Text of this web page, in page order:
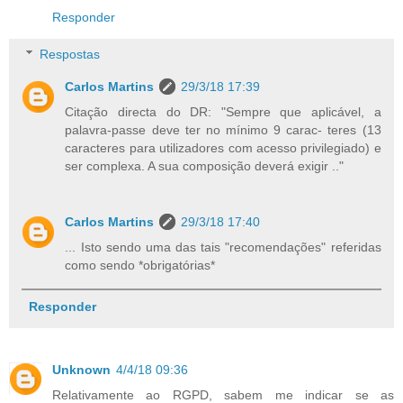
Responder
Respostas
Carlos Martins
29/3/18 17:39
Citação directa do DR: "Sempre que aplicável, a
palavra-passe deve ter no mínimo 9 carac- teres (13
caracteres para utilizadores com acesso privilegiado) e
ser complexa. A sua composição deverá exigir .."
Carlos Martins
29/3/18 17:40
... Isto sendo uma das tais "recomendações" referidas
como sendo *obrigatórias*
Responder
Unknown 4/4/18 09:36
Relativamente ao RGPD, sabem me indicar se as